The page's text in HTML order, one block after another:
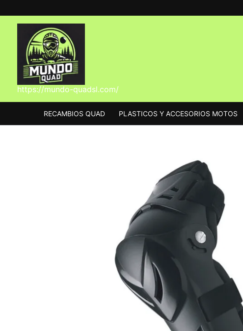
al
contenido
https://mundo-quadsl.com/
RECAMBIOS QUAD PLASTICOS Y ACCESORIOS MOTOS